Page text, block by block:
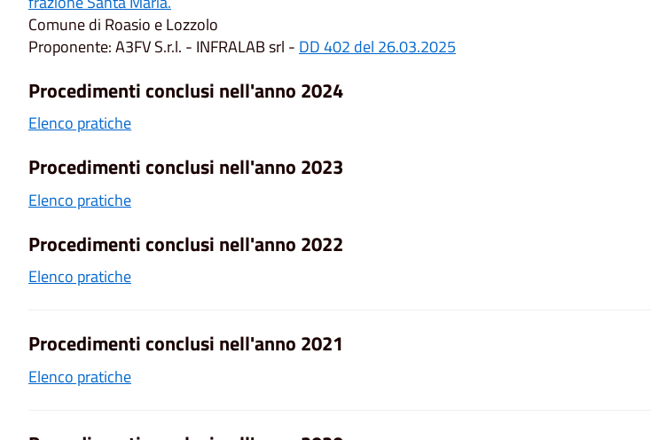
Comune di Roasio e Lozzolo
Proponente: A3FV S.r.l. - INFRALAB srl - DD 402 del 26.03.2025
Procedimenti conclusi nell'anno 2024
Elenco pratiche
Procedimenti conclusi nell'anno 2023
Elenco pratiche
Procedimenti conclusi nell'anno 2022
Elenco pratiche
Procedimenti conclusi nell'anno 2021
Elenco pratiche